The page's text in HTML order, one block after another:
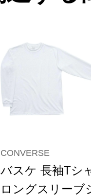
CONVERSE
バスケ 長袖Tシ
ロングスリーブ